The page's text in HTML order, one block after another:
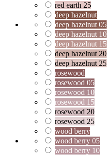
red earth 25
deep hazelnut
deep hazelnut 05
deep hazelnut 10
deep hazelnut 15
deep hazelnut 20
deep hazelnut 25
rosewood
rosewood 05
rosewood 10
rosewood 15
rosewood 20
rosewood 25
wood berry
wood berry 05
wood berry 10